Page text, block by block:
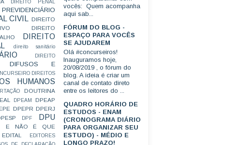
DIREITO PENAL
CIVIL
DIREITO
DIREITO
DIREITO
direito sanitário
DIREITO
DIFUSOS E
DIREITOS
HUMANOS
DOUTRINA
DPEAM
DPEAP
DPEPR DPERJ
DPF DPU
E NÃO É QUE
EDITAL
EDITORES
vocês: Quem acompanha
aqui sab...
FÓRUM DO BLOG -
ESPAÇO PARA VOCÊS
SE AJUDAREM
Olá #concurseiros!
Inauguramos hoje,
20/08/2019 , o fórum do
blog. A ideia é criar um
canal de contato direto
entre os leitores do ...
QUADRO HORÁRIO DE
ESTUDOS - ENAM
(CRONOGRAMA DIÁRIO
PARA ORGANIZAR SEU
ESTUDO) - MÉDIO E
LONGO PRAZO!